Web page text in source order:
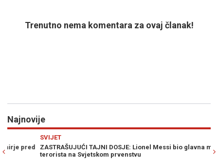
Trenutno nema komentara za ovaj članak!
Najnovije
ZASTRAŠUJUĆI TAJNI DOSJE: Lionel Messi bio glavna meta
terorista na Svjetskom prvenstvu